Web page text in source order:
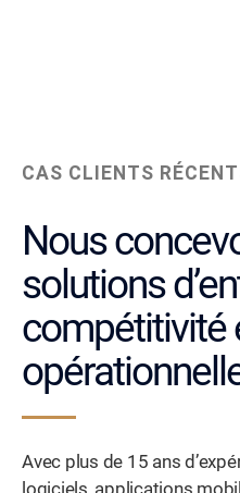
CAS CLIENTS
Nous
solutions
compétitivité
Avec plus de 15 ans
logiciels, applications